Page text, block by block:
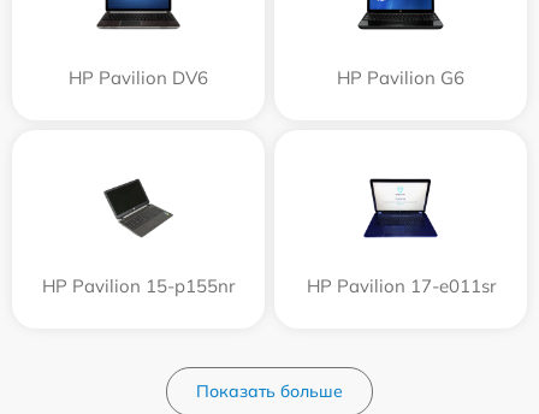
HP Pavilion DV6 HP Pavilion G6
HP Pavilion 15-p155nr HP Pavilion 17-e011sr
Показать больше